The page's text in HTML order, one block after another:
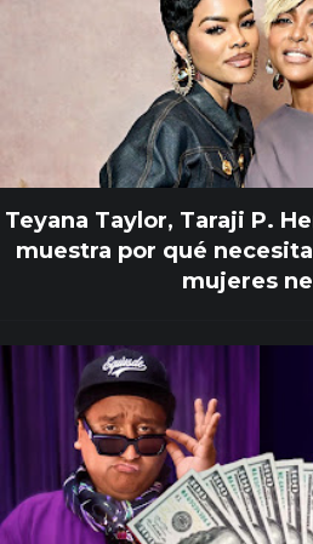
Teyana Taylor, Taraji P.
muestra por qué
mujeres